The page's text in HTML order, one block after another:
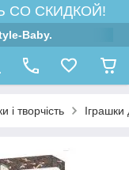
СО СКИДКОЙ!
Baby.
і творчість Іграшки